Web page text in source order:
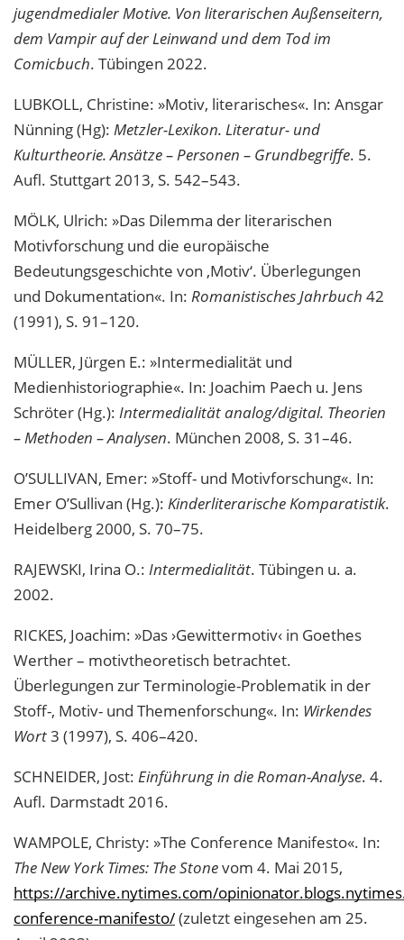
jugendmedialer Motive. Von literarischen Außenseitern,
dem Vampir auf der Leinwand und dem Tod im
Comicbuch. Tübingen 2022.
LUBKOLL, Christine: »Motiv, literarisches«. In: Ansgar
Nünning (Hg): Metzler-Lexikon. Literatur- und
Kulturtheorie. Ansätze – Personen – Grundbegriffe. 5.
Aufl. Stuttgart 2013, S. 542–543.
MÖLK, Ulrich: »Das Dilemma der literarischen
Motivforschung und die europäische
Bedeutungsgeschichte von ‚Motiv‘. Überlegungen
und Dokumentation«. In: Romanistisches Jahrbuch 42
(1991), S. 91–120.
MÜLLER, Jürgen E.: »Intermedialität und
Medienhistoriographie«. In: Joachim Paech u. Jens
Schröter (Hg.): Intermedialität analog/digital. Theorien
– Methoden – Analysen. München 2008, S. 31–46.
O’SULLIVAN, Emer: »Stoff- und Motivforschung«. In:
Emer O’Sullivan (Hg.): Kinderliterarische Komparatistik.
Heidelberg 2000, S. 70–75.
RAJEWSKI, Irina O.: Intermedialität. Tübingen u. a.
2002.
RICKES, Joachim: »Das ›Gewittermotiv‹ in Goethes
Werther – motivtheoretisch betrachtet.
Überlegungen zur Terminologie-Problematik in der
Stoff-, Motiv- und Themenforschung«. In: Wirkendes
Wort3 (1997), S. 406–420.
SCHNEIDER, Jost: Einführung in die Roman-Analyse. 4.
Aufl. Darmstadt 2016.
WAMPOLE, Christy: »The Conference Manifesto«. In:
The New York Times: The Stonevom 4. Mai 2015,
https://archive.nytimes.com/
conference-manifesto/(zuletzt eingesehen am 25.